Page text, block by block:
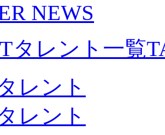
NEWS
タレント一覧
レント
レント